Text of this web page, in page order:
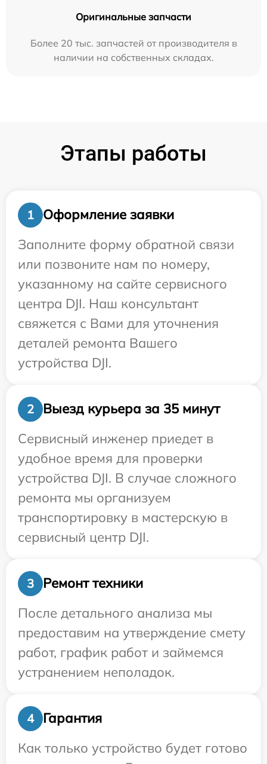
Оригинальные запчасти
Более 20 тыс. запчастей от производителя в
наличии на собственных складах.
Этапы работы
1
Оформление заявки
Заполните форму обратной связи
или позвоните нам по номеру,
указанному на сайте сервисного
центра DJI. Наш консультант
свяжется с Вами для уточнения
деталей ремонта Вашего
устройства DJI.
2
Выезд курьера за 35 минут
Сервисный инженер приедет в
удобное время для проверки
устройства DJI. В случае сложного
ремонта мы организуем
транспортировку в мастерскую в
сервисный центр DJI.
3
Ремонт техники
После детального анализа мы
предоставим на утверждение смету
работ, график работ и займемся
устранением неполадок.
4
Гарантия
Как только устройство будет готово